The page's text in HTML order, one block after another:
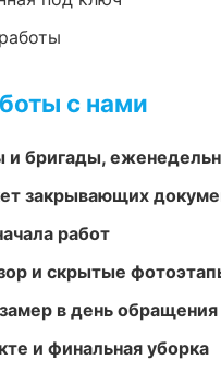
с нами
и бригады,
закрывающих
работ
и скрытые
в день обращения
и финальная уборка